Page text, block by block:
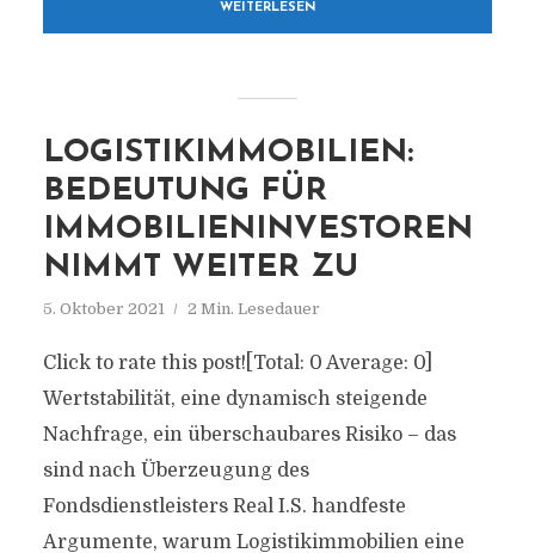
WEITERLESEN
LOGISTIKIMMOBILIEN:
BEDEUTUNG FÜR
IMMOBILIENINVESTOREN
NIMMT WEITER ZU
5. Oktober 2021 2 Min. Lesedauer
Click to rate this post![Total: 0 Average: 0]
Wertstabilität, eine dynamisch steigende
Nachfrage, ein überschaubares Risiko – das
sind nach Überzeugung des
Fondsdienstleisters Real I.S. handfeste
Argumente, warum Logistikimmobilien eine